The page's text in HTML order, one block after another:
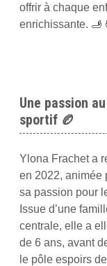
offrir à chaque
enrichissante. 🫸
Une passion
sportif 🏉
Ylona Frachet a
en 2022, animée
sa passion pour
Issue d’une
centrale, elle a
de 6 ans, avant
le pôle espoirs